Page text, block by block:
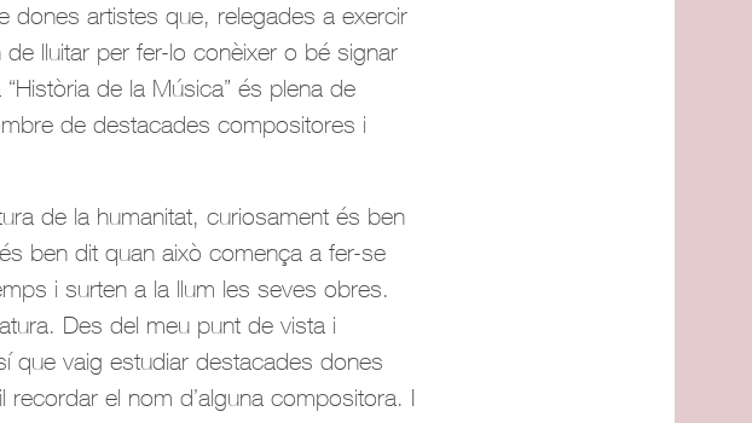
artistes que, relegades a exercir
lluitar per fer-lo conèixer o bé signar
de la Música” és plena de
de destacades compositores i
de la humanitat, curiosament és ben
ben dit quan això comença a fer-se
i surten a la llum les seves obres.
Des del meu punt de vista i
que vaig estudiar destacades dones
el nom d’alguna compositora. I